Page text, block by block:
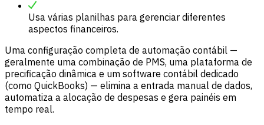
Usa várias planilhas para gerenciar diferentes
aspectos financeiros.
Uma configuração completa de automação contábil —
geralmente uma combinação de PMS, uma plataforma de
precificação dinâmica e um software contábil dedicado
(como QuickBooks) — elimina a entrada manual de dados,
automatiza a alocação de despesas e gera painéis em
tempo real.